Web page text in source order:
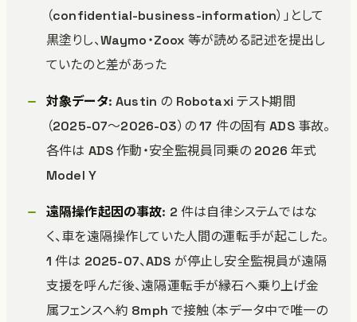
（confidential-business-information）」として
黒塗りし、Waymo・Zoox 等が読める記述を提出し
ていたのと差があった
対象データ: Austin の Robotaxi テスト期間
（2025-07〜2026-03）の 17 件の固有 ADS 事故。
各件は ADS 作動・安全監視員同乗の 2026 年式
Model Y
遠隔操作起因の事故: 2 件は自律システムではな
く、車を遠隔操作していた人間の運転手が起こした。
1 件は 2025-07、ADS が停止し安全監視員が遠隔
支援を呼んだ後、遠隔運転手が縁石へ乗り上げ金
属フェンスへ約 8mph で接触（本データ中で唯一の